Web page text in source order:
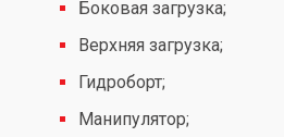
Боковая загрузка;
Верхняя загрузка;
Гидроборт;
Манипулятор;